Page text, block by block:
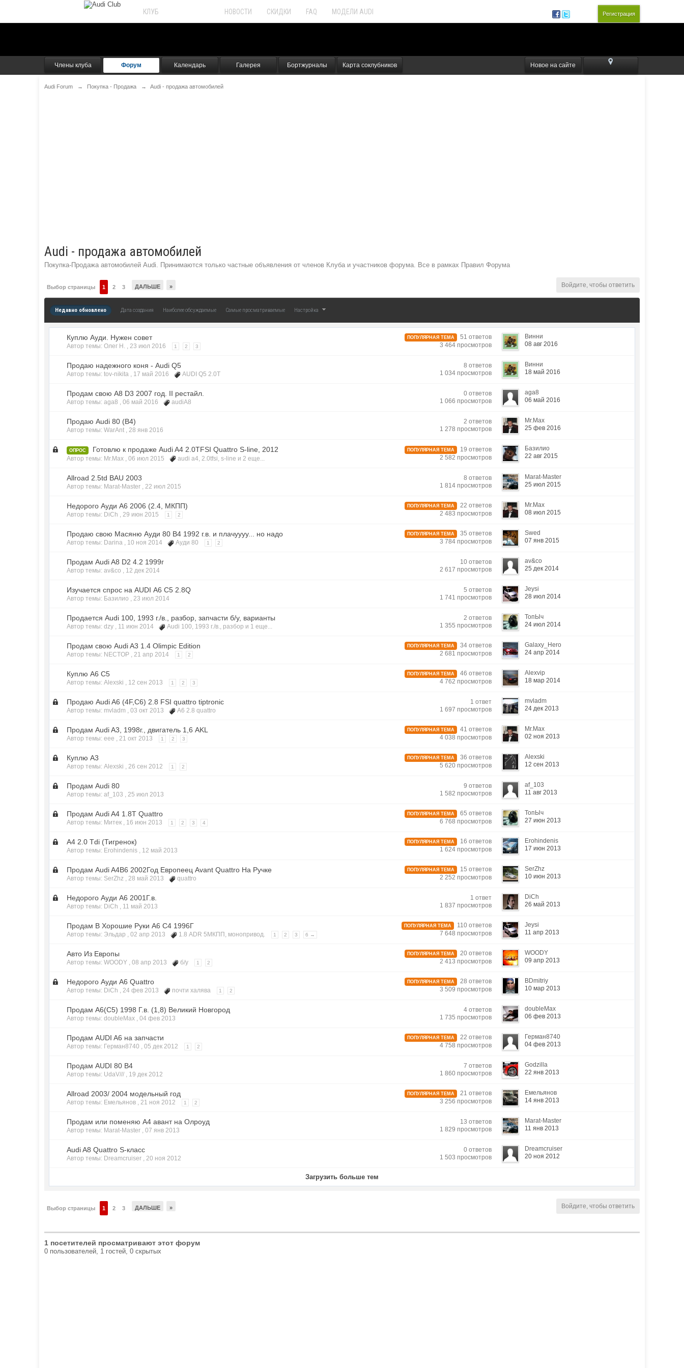
КЛУБ НОВОСТИ СКИДКИ FAQ МОДЕЛИ AUDI Регистрация
Новое на сайте
Члены клуба Форум Календарь Галерея Бортжурналы Карта соклубников
Audi Forum → Покупка - Продажа → Audi - продажа автомобилей
Audi - продажа автомобилей
Покупка-Продажа автомобилей Audi. Принимаются только частные объявления от членов Клуба и участников форума. Все в рамках Правил Форума
Выбор страницы 1 2 3 ДАЛЬШЕ » Войдите, чтобы ответить
Недавно обновлено Дата создания Наиболее обсуждаемые Самые просматриваемые Настройка
Куплю Ауди. Нужен совет
Автор темы: Олег Н. ,23 июл 2016 1 2 3
ПОПУЛЯРНАЯ ТЕМА
51 ответов
3 464 просмотров
Винни
08 авг 2016
Продаю надежного коня - Audi Q5
Автор темы: tov-nikita , 17 май 2016 AUDI Q5 2.0T
8 ответов
1 034 просмотров
Винни
18 май 2016
Продам свою А8 D3 2007 год. II рестайл.
Автор темы: aga8 ,06 май 2016 audiA8
0 ответов
1 066 просмотров
aga8
06 май 2016
Продаю Audi 80 (B4)
Автор темы: WarAnt ,28 янв 2016
2 ответов
1 278 просмотров
Mr.Max
25 фев 2016
ОПРОС Готовлю к продаже Audi A4 2.0TFSI Quattro S-line, 2012
Автор темы: Mr.Max ,06 июл 2015 audi a4 2.0tfsi ,s-line и 2 еще...
ПОПУЛЯРНАЯ ТЕМА
19 ответов
2 582 просмотров
Базилио
22 авг 2015
Allroad 2.5td BAU 2003
Автор темы: Marat-Master ,22 июл 2015
8 ответов
1 814 просмотров
Marat-Master
25 июл 2015
Недорого Ауди А6 2006 (2.4, МКПП)
Автор темы: DiCh ,29 июн 2015 1 2
ПОПУЛЯРНАЯ ТЕМА
22 ответов
2 483 просмотров
Mr.Max
08 июл 2015
Продаю свою Масяню Ауди 80 В4 1992 г.в. и плачуууу... но надо
Автор темы: Darina , 10 ноя 2014 Ауди 80 1 2
ПОПУЛЯРНАЯ ТЕМА
35 ответов
3 784 просмотров
Swed
07 янв 2015
Продам Audi A8 D2 4.2 1999г
Автор темы: av&co , 12 дек 2014
10 ответов
2 617 просмотров
av&co
25 дек 2014
Изучается спрос на AUDI А6 С5 2.8Q
Автор темы: Базилио ,23 июл 2014
5 ответов
1 741 просмотров
Jeysi
28 июл 2014
Продается Audi 100, 1993 г./в., разбор, запчасти б/у, варианты
Автор темы: dzy , 11 июн 2014 Audi 100, 1993 г./в., разбор и 1 еще...
2 ответов
1 355 просмотров
ТопЫч
24 июл 2014
Продам свою Audi A3 1.4 Olimpic Edition
Автор темы: NECTOP ,21 апр 2014 1 2
ПОПУЛЯРНАЯ ТЕМА
34 ответов
2 681 просмотров
Galaxy_Hero
24 апр 2014
Куплю А6 С5
Автор темы: Alexski , 12 сен 2013 1 2 3
ПОПУЛЯРНАЯ ТЕМА
46 ответов
4 762 просмотров
Alexvip
18 мар 2014
Продаю Audi A6 (4F,C6) 2.8 FSI quattro tiptronic
Автор темы: mvladm ,03 окт 2013 A6 2.8 quattro
1 ответ
1 697 просмотров
mvladm
24 дек 2013
Продам Audi A3, 1998г., двигатель 1,6 AKL
Автор темы: eee ,21 окт 2013 1 2 3
ПОПУЛЯРНАЯ ТЕМА
41 ответов
4 038 просмотров
Mr.Max
02 ноя 2013
Куплю А3
Автор темы: Alexski ,26 сен 2012 1 2
ПОПУЛЯРНАЯ ТЕМА
36 ответов
5 620 просмотров
Alexski
12 сен 2013
Продам Audi 80
Автор темы: af_103 ,25 июл 2013
9 ответов
1 582 просмотров
af_103
11 авг 2013
Продам Audi A4 1.8T Quattro
Автор темы: Митек , 16 июн 2013 1 2 3 4
ПОПУЛЯРНАЯ ТЕМА
65 ответов
6 768 просмотров
ТопЫч
27 июн 2013
А4 2.0 Tdi (Тигренок)
Автор темы: Erohindenis , 12 май 2013
ПОПУЛЯРНАЯ ТЕМА
16 ответов
1 624 просмотров
Erohindenis
17 июн 2013
Продам Audi A4B6 2002Год Европеец Avant Quattro На Ручке
Автор темы: SerZhz ,28 май 2013 quattro
ПОПУЛЯРНАЯ ТЕМА
15 ответов
2 252 просмотров
SerZhz
10 июн 2013
Недорого Ауди А6 2001Г.в.
Автор темы: DiCh , 11 май 2013
1 ответ
1 837 просмотров
DiCh
26 май 2013
Продам В Хорошие Руки А6 С4 1996Г
Автор темы: Эльдар ,02 апр 2013 1.8 ADR 5МКПП , монопривод. 1 2 3 6 →
ПОПУЛЯРНАЯ ТЕМА
110 ответов
7 648 просмотров
Jeysi
11 апр 2013
Авто Из Европы
Автор темы: WOODY ,08 апр 2013 б/у 1 2
ПОПУЛЯРНАЯ ТЕМА
20 ответов
2 413 просмотров
WOODY
09 апр 2013
Недорого Ауди А6 Quattro
Автор темы: DiCh ,24 фев 2013 почти халява 1 2
ПОПУЛЯРНАЯ ТЕМА
28 ответов
3 509 просмотров
BDmitriy
10 мар 2013
Продам А6(С5) 1998 Г.в. (1,8) Великий Новгород
Автор темы: doubleMax ,04 фев 2013
4 ответов
1 735 просмотров
doubleMax
06 фев 2013
Продам AUDI A6 на запчасти
Автор темы: Герман8740 ,05 дек 2012 1 2
ПОПУЛЯРНАЯ ТЕМА
22 ответов
4 758 просмотров
Герман8740
04 фев 2013
Продам AUDI 80 B4
Автор темы: UdaV/// , 19 дек 2012
7 ответов
1 860 просмотров
Godzilla
22 янв 2013
Allroad 2003/ 2004 модельный год
Автор темы: Емельянов ,21 ноя 2012 1 2
ПОПУЛЯРНАЯ ТЕМА
21 ответов
3 256 просмотров
Емельянов
14 янв 2013
Продам или поменяю А4 авант на Олроуд
Автор темы: Marat-Master ,07 янв 2013
13 ответов
1 829 просмотров
Marat-Master
11 янв 2013
Audi A8 Quattro S-класс
Автор темы: Dreamcruiser ,20 ноя 2012
0 ответов
1 503 просмотров
Dreamcruiser
20 ноя 2012
Загрузить больше тем
Выбор страницы 1 2 3 ДАЛЬШЕ » Войдите, чтобы ответить
1 посетителей просматривают этот форум
0 пользователей, 1 гостей, 0 скрытых